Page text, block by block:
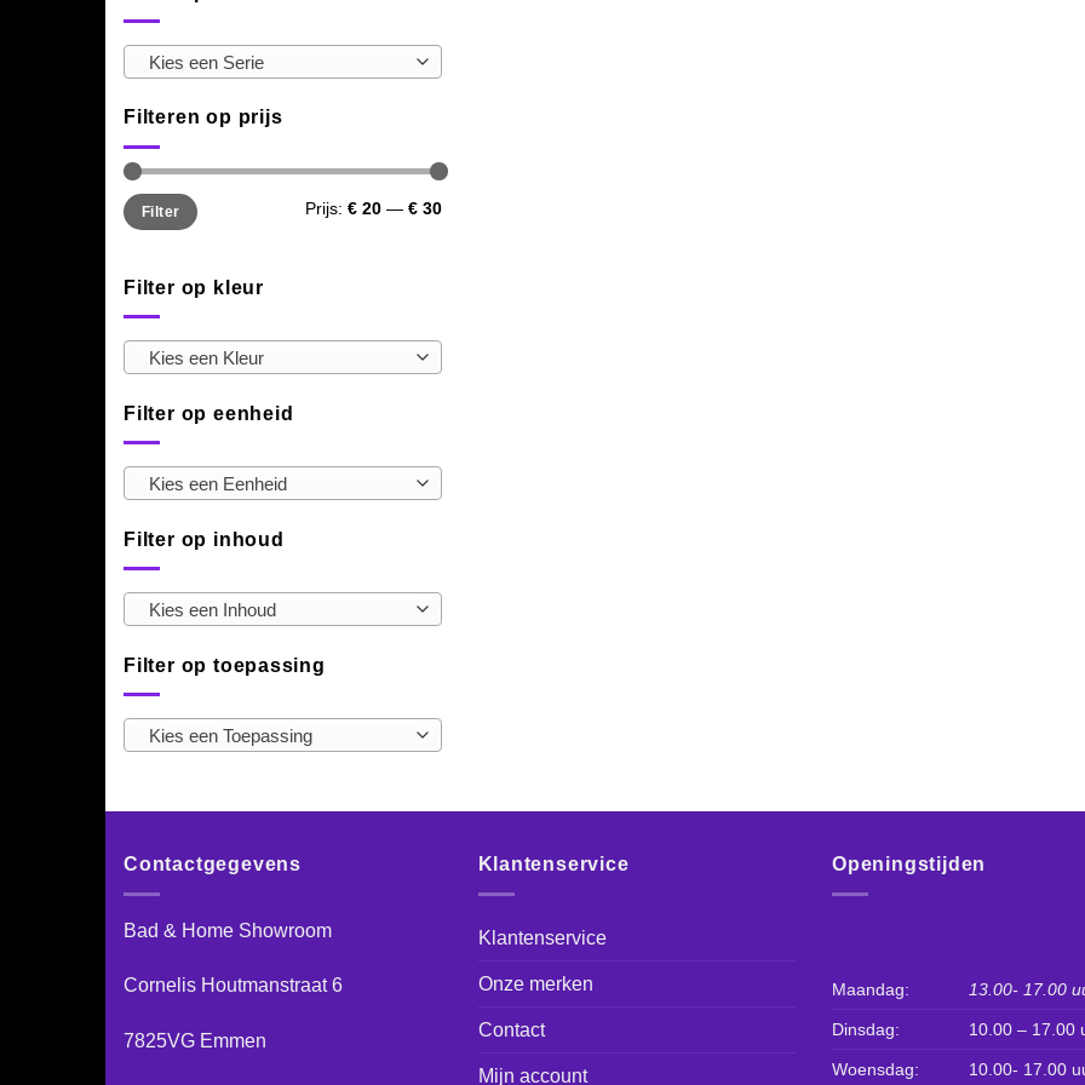
Kies een Serie
Filteren op prijs
Min.
prijs
Max.
prijsFilter Prijs: € 20— € 30
Filter op kleur
Kies een Kleur
Filter op eenheid
Kies een Eenheid
Filter op inhoud
Kies een Inhoud
Filter op toepassing
Kies een Toepassing
Contactgegevens
Bad & Home Showroom
Cornelis Houtmanstraat 6
7825VG Emmen
Klantenservice
Klantenservice
Onze merken
Contact
Mijn account
Openingstijden
Maandag: 13.00- 17.00
Dinsdag: 10.00 – 17.00
Woensdag: 10.00- 17.00